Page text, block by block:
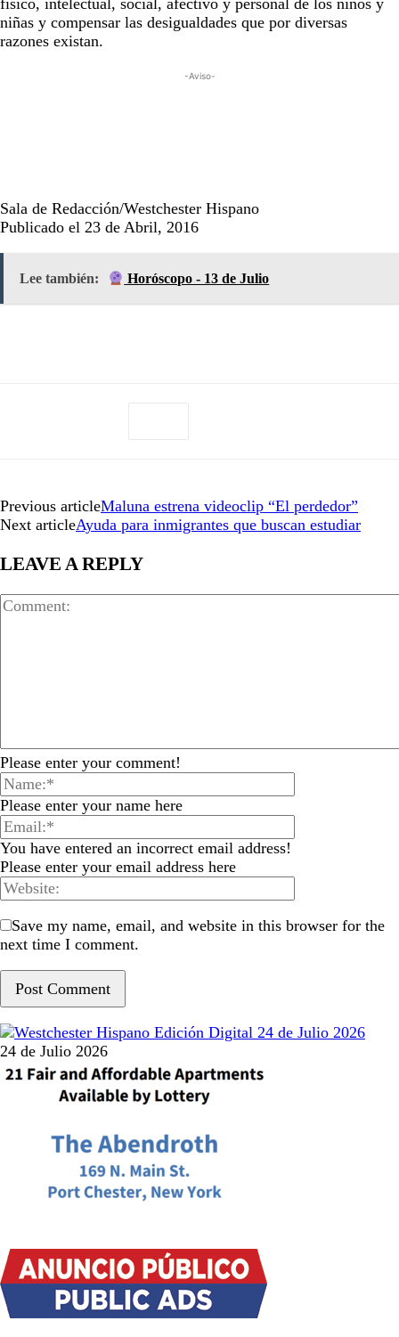
físico, intelectual, social, afectivo y personal de los niños y
niñas y compensar las desigualdades que por diversas
razones existan.
-Aviso-
Sala de Redacción/Westchester Hispano
Publicado el 23 de Abril, 2016
Lee también: Horóscopo - 13 de Julio
Previous articleMaluna estrena videoclip “El perdedor”
Next articleAyuda para inmigrantes que buscan estudiar
LEAVE A REPLY
Please enter your comment!
Please enter your name here
You have entered an incorrect email address!
Please enter your email address here
Save my name, email, and website in this browser for the
next time I comment.
24 de Julio 2026